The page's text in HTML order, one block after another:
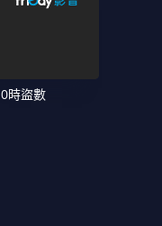
0時盜數